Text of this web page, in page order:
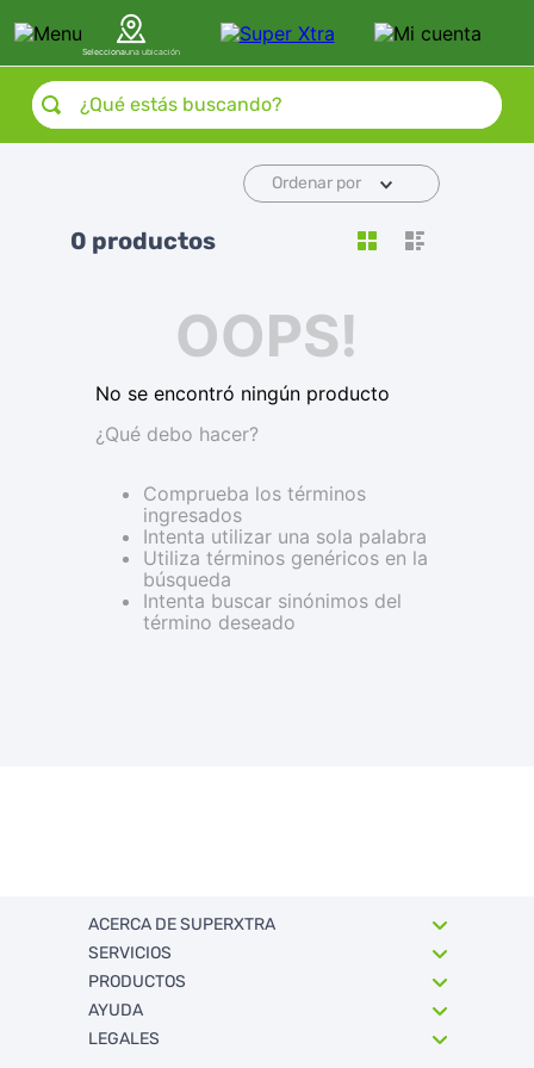
Seleccionauna ubicación
¿Qué estás buscando?
Ordenar por
0 productos
OOPS!
No se encontró ningún producto
¿Qué debo hacer?
Comprueba los términos
ingresados
Intenta utilizar una sola palabra
Utiliza términos genéricos en la
búsqueda
Intenta buscar sinónimos del
término deseado
ACERCA DE SUPERXTRA
Quienes somos
Trabaja con Nosotros
Sucursales
RSE
SERVICIOS
FullXtra
FullXperiencias Únicas
Ventas Corporativas
PRODUCTOS
Ahorro
Departamentos
AYUDA
Politica de envios y retorno
LEGALES